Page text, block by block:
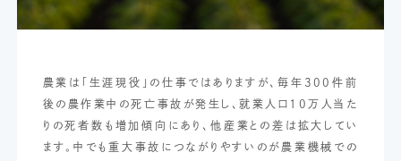
農業は「生涯現役」の仕事ではありますが、毎年300件前
後の農作業中の死亡事故が発生し、就業人口10万人当た
りの死者数も増加傾向にあり、他産業との差は拡大してい
ます。中でも重大事故につながりやすいのが農業機械での